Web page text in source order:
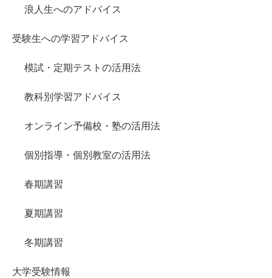
浪人生へのアドバイス
受験生への学習アドバイス
模試・定期テストの活用法
教科別学習アドバイス
オンライン予備校・塾の活用法
個別指導・個別教室の活用法
春期講習
夏期講習
冬期講習
大学受験情報